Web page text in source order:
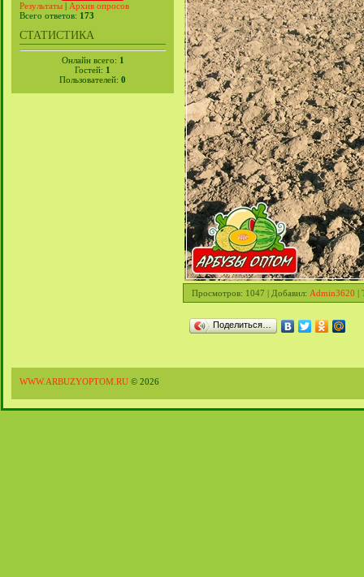
Результаты | Архив опросов
Всего ответов: 173
СТАТИСТИКА
Онлайн всего: 1
Гостей: 1
Пользователей: 0
Просмотров: 1047 | Добавил: Admin3620 |
Поделиться…
WWW.ARBUZYOPTOM.RU © 2026